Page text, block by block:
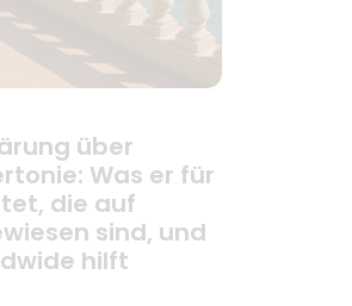
über
Was er für
die auf
sind, und
hilft